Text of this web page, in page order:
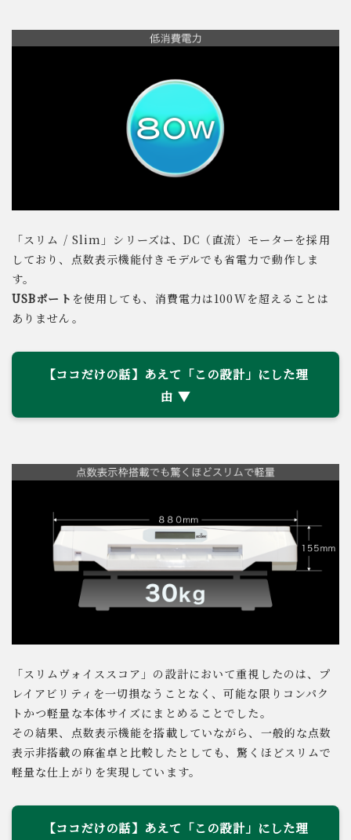
「スリム / Slim」シリーズは、DC（直流）モーターを採用
しており、点数表示機能付きモデルでも省電力で動作しま
す。
USBポート を使用しても、消費電力は100Wを超えることは
ありません。
【ココだけの話】あえて「この設計」にした理
由
「スリムヴォイススコア」の設計において重視したのは、プ
レイアビリティを一切損なうことなく、可能な限りコンパク
トかつ軽量な本体サイズにまとめることでした。
その結果、点数表示機能を搭載していながら、一般的な点数
表示非搭載の麻雀卓と比較したとしても、驚くほどスリムで
軽量な仕上がりを実現しています。
【ココだけの話】あえて「この設計」にした理